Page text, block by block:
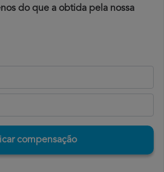
do que a obtida pela nossa
compensação